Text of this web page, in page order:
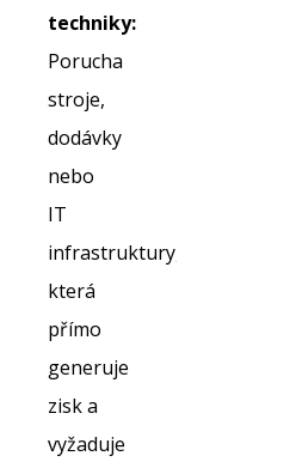
techniky:
Porucha
stroje,
dodávky
nebo
IT
infrastruktury,
která
přímo
generuje
zisk a
vyžaduje